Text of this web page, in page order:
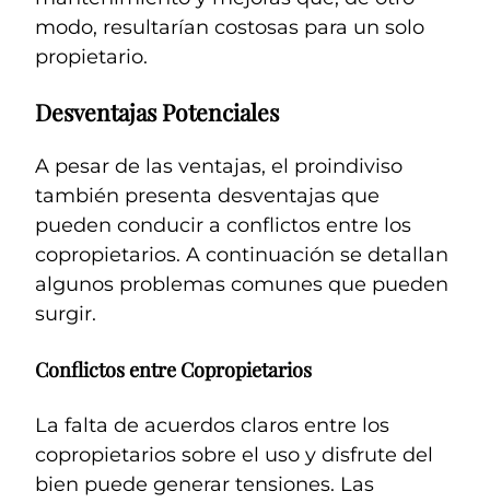
modo, resultarían costosas para un solo
propietario.
Desventajas Potenciales
A pesar de las ventajas, el proindiviso
también presenta desventajas que
pueden conducir a conflictos entre los
copropietarios. A continuación se detallan
algunos problemas comunes que pueden
surgir.
Conflictos entre Copropietarios
La falta de acuerdos claros entre los
copropietarios sobre el uso y disfrute del
bien puede generar tensiones. Las